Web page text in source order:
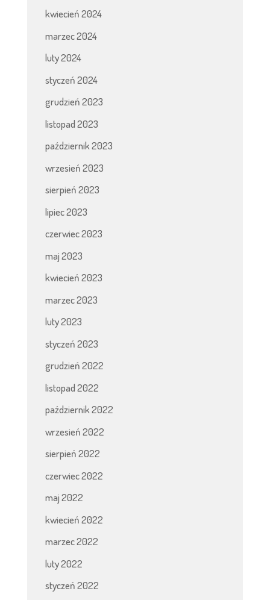
kwiecień 2024
marzec 2024
luty 2024
styczeń 2024
grudzień 2023
listopad 2023
październik 2023
wrzesień 2023
sierpień 2023
lipiec 2023
czerwiec 2023
maj 2023
kwiecień 2023
marzec 2023
luty 2023
styczeń 2023
grudzień 2022
listopad 2022
październik 2022
wrzesień 2022
sierpień 2022
czerwiec 2022
maj 2022
kwiecień 2022
marzec 2022
luty 2022
styczeń 2022